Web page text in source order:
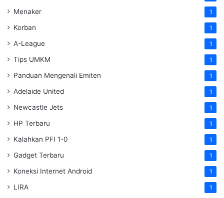
Menaker 1
Korban 1
A-League 1
Tips UMKM 1
Panduan Mengenali Emiten 1
Adelaide United 1
Newcastle Jets 1
HP Terbaru 1
Kalahkan PFI 1-0 1
Gadget Terbaru 1
Koneksi Internet Android 1
LIRA 1